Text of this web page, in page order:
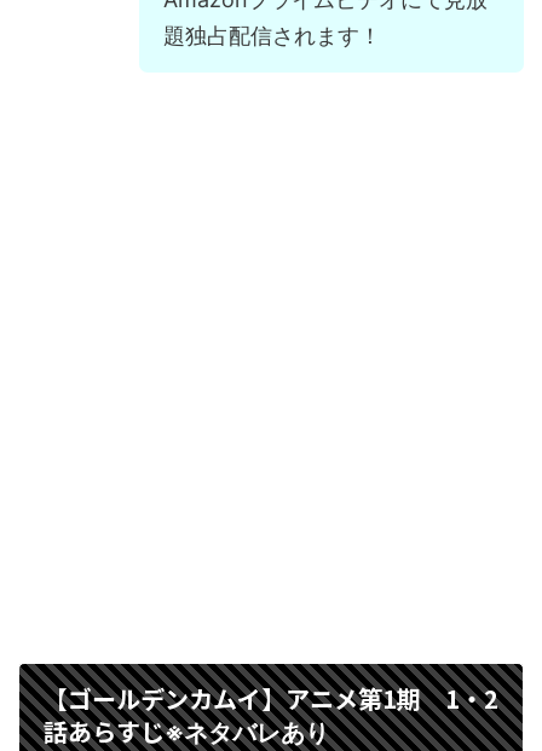
題独占配信されます！
【ゴールデンカムイ】アニメ第1期 1・2
話あらすじ※ネタバレあり